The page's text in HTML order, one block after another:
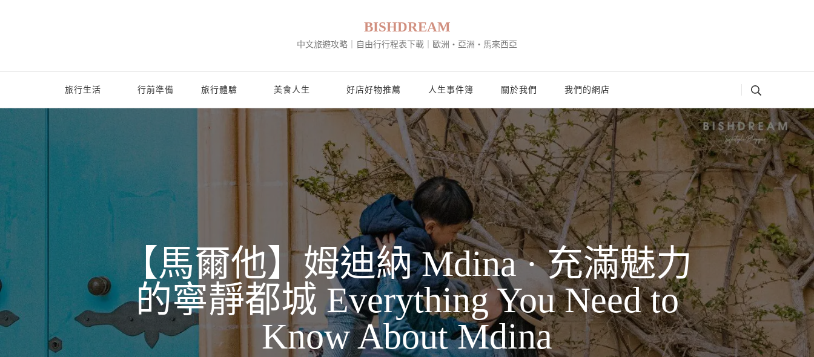
BISHDREAM
中文旅遊攻略｜自由行行程表下載｜歐洲・亞洲・馬來西亞
旅行生活 行前準備 旅行體驗 美食人生 好店好物推薦 人生事件簿 關於我們 我們的網店
【馬爾他】姆迪納 Mdina · 充滿魅力
的寧靜都城 Everything You Need to
Know About Mdina